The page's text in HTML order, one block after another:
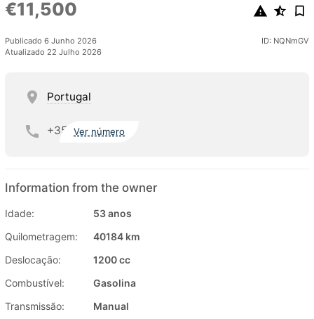
€11,500
Publicado 6 Junho 2026
Atualizado 22 Julho 2026
ID: NQNmGV
Portugal
+35 Ver número
Information from the owner
Idade:
53 anos
Quilometragem:
40184 km
Deslocação:
1200 cc
Combustível:
Gasolina
Transmissão:
Manual